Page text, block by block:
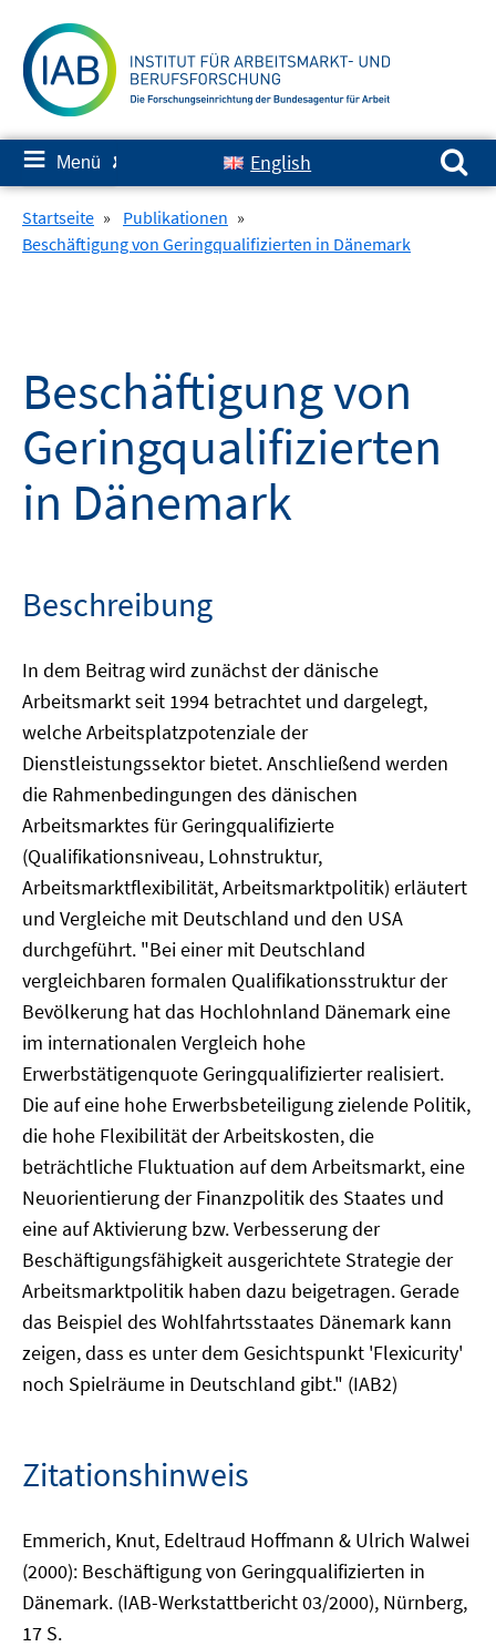
zum
Inhalt
≡ Menü ✘ English
Suchen nach:
Startseite » Publikationen »
Beschäftigung von Geringqualifizierten in Dänemark
Beschäftigung von
Geringqualifizierten
in Dänemark
Beschreibung
In dem Beitrag wird zunächst der dänische
Arbeitsmarkt seit 1994 betrachtet und dargelegt,
welche Arbeitsplatzpotenziale der
Dienstleistungssektor bietet. Anschließend werden
die Rahmenbedingungen des dänischen
Arbeitsmarktes für Geringqualifizierte
(Qualifikationsniveau, Lohnstruktur,
Arbeitsmarktflexibilität, Arbeitsmarktpolitik) erläutert
und Vergleiche mit Deutschland und den USA
durchgeführt. "Bei einer mit Deutschland
vergleichbaren formalen Qualifikationsstruktur der
Bevölkerung hat das Hochlohnland Dänemark eine
im internationalen Vergleich hohe
Erwerbstätigenquote Geringqualifizierter realisiert.
Die auf eine hohe Erwerbsbeteiligung zielende Politik,
die hohe Flexibilität der Arbeitskosten, die
beträchtliche Fluktuation auf dem Arbeitsmarkt, eine
Neuorientierung der Finanzpolitik des Staates und
eine auf Aktivierung bzw. Verbesserung der
Beschäftigungsfähigkeit ausgerichtete Strategie der
Arbeitsmarktpolitik haben dazu beigetragen. Gerade
das Beispiel des Wohlfahrtsstaates Dänemark kann
zeigen, dass es unter dem Gesichtspunkt 'Flexicurity'
noch Spielräume in Deutschland gibt." (IAB2)
Zitationshinweis
Emmerich, Knut, Edeltraud Hoffmann & Ulrich Walwei
(2000): Beschäftigung von Geringqualifizierten in
Dänemark. (IAB-Werkstattbericht 03/2000), Nürnberg,
17 S.